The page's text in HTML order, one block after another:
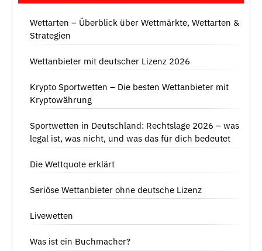
Wettarten – Überblick über Wettmärkte, Wettarten &
Strategien
Wettanbieter mit deutscher Lizenz 2026
Krypto Sportwetten – Die besten Wettanbieter mit
Kryptowährung
Sportwetten in Deutschland: Rechtslage 2026 – was
legal ist, was nicht, und was das für dich bedeutet
Die Wettquote erklärt
Seriöse Wettanbieter ohne deutsche Lizenz
Livewetten
Was ist ein Buchmacher?